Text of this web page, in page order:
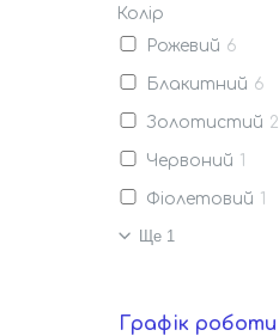
Колір
Рожевий 6
Блакитний 6
Золотистий 2
Червоний 1
Фіолетовий 1
Ще 1
Графік роботи